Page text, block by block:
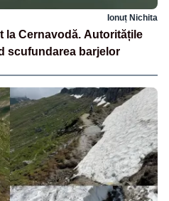
Ionuț Nichita
la Cernavodă. Autoritățile
scufundarea barjelor